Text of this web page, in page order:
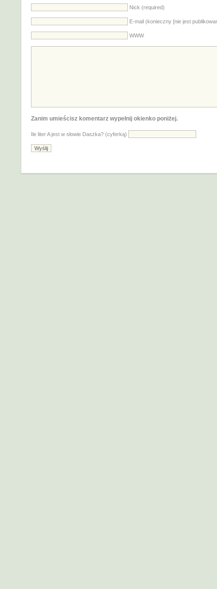
Nick (required)
E-mail (konieczny [nie jest
WWW
Zanim umieścisz komentarz wypełnij okienko poniżej.
Ile liter A jest w słowie Daszka? (cyferką)